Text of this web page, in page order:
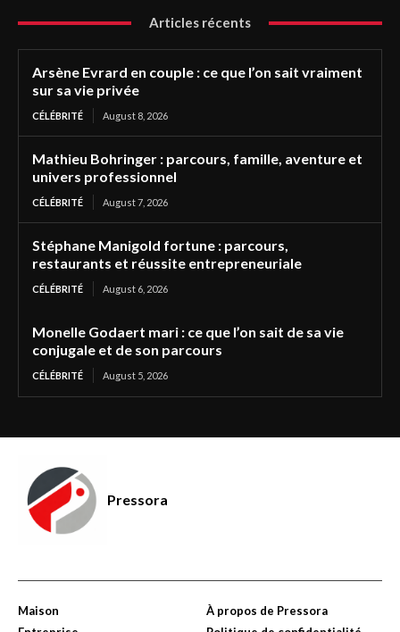
Articles récents
Arsène Evrard en couple : ce que l’on sait vraiment
sur sa vie privée
CÉLÉBRITÉ August 8, 2026
Mathieu Bohringer : parcours, famille, aventure et
univers professionnel
CÉLÉBRITÉ August 7, 2026
Stéphane Manigold fortune : parcours,
restaurants et réussite entrepreneuriale
CÉLÉBRITÉ August 6, 2026
Monelle Godaert mari : ce que l’on sait de sa vie
conjugale et de son parcours
CÉLÉBRITÉ August 5, 2026
Pressora
Maison
À propos de Pressora